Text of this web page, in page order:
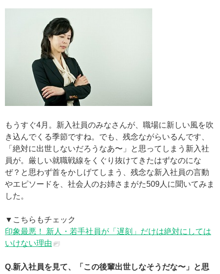
もうすぐ4月。新入社員のみなさんが、職場に新しい風を吹
き込んでくる季節ですね。でも、残念ながらいるんです、
「絶対に出世しないだろうなあ〜」と思ってしまう新入社
員が。厳しい就職戦線をくぐり抜けてきたはずなのにな
ぜ？と思わず首をかしげてしまう、残念な新入社員の言動
やエピソードを、社会人のお姉さまがた509人に聞いてみま
した。
▼こちらもチェック
印象最悪！ 新人・若手社員が「遅刻」だけは絶対にしては
いけない理由
Q.新入社員を見て、「この後輩出世しなそうだな〜」と思